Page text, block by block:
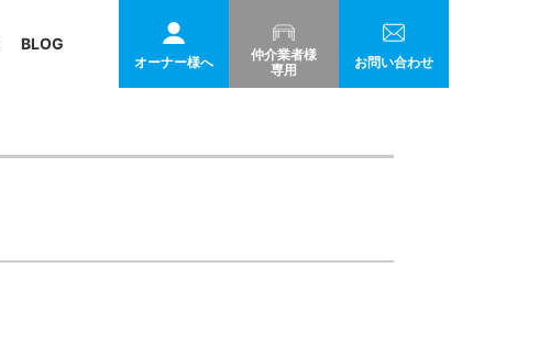
BLOG
オーナー様へ
仲介業者様
専用
お問い合わせ